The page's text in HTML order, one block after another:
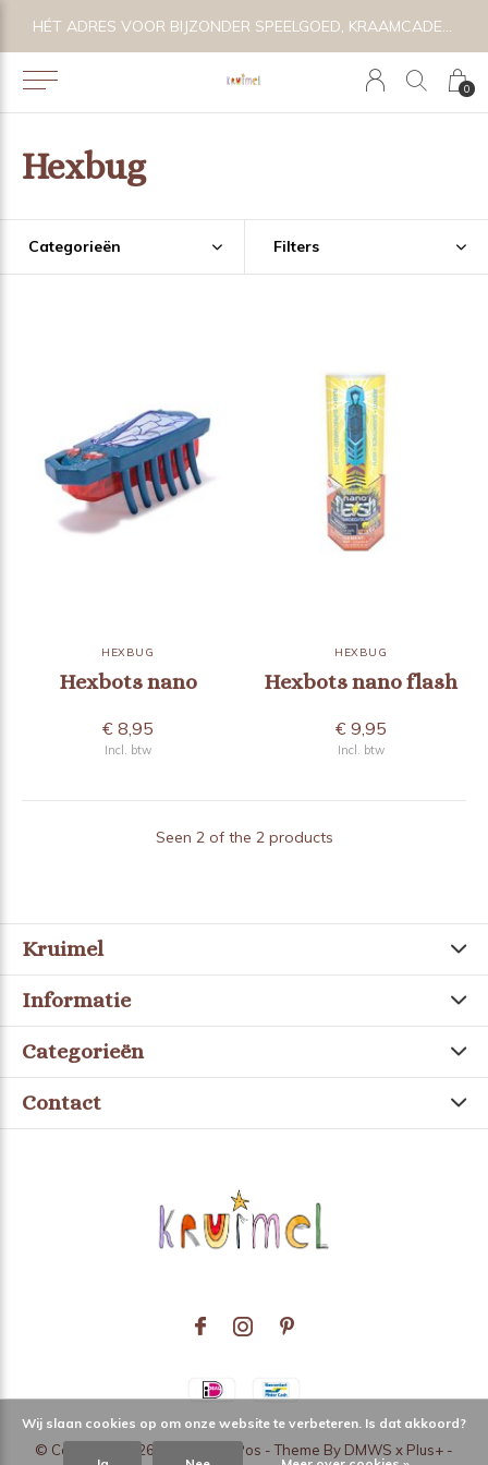
0
HÉT ADRES VOOR BIJZONDER SPEELGOED, KRAAMCADEAU'S & KIDS LIFESTYLE
Hexbug
Categorieën Filters
HEXBUG
Hexbots nano
€ 8,95
Incl. btw
HEXBUG
Hexbots nano flash
€ 9,95
Incl. btw
Seen 2 of the 2 products
Kruimel
Informatie
Categorieën
Contact
© Copyright 2026 - Theme RePos - Theme By DMWS x Plus+ -
Wij slaan cookies op om onze website te verbeteren. Is dat akkoord?